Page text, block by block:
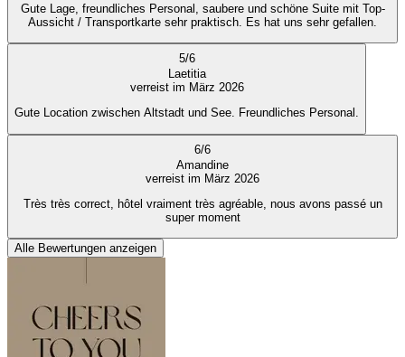
Gute Lage, freundliches Personal, saubere und schöne Suite mit Top-
Aussicht / Transportkarte sehr praktisch. Es hat uns sehr gefallen.
5/6
Laetitia
verreist im März 2026
Gute Location zwischen Altstadt und See. Freundliches Personal.
6/6
Amandine
verreist im März 2026
Très très correct, hôtel vraiment très agréable, nous avons passé un
super moment
Alle Bewertungen anzeigen